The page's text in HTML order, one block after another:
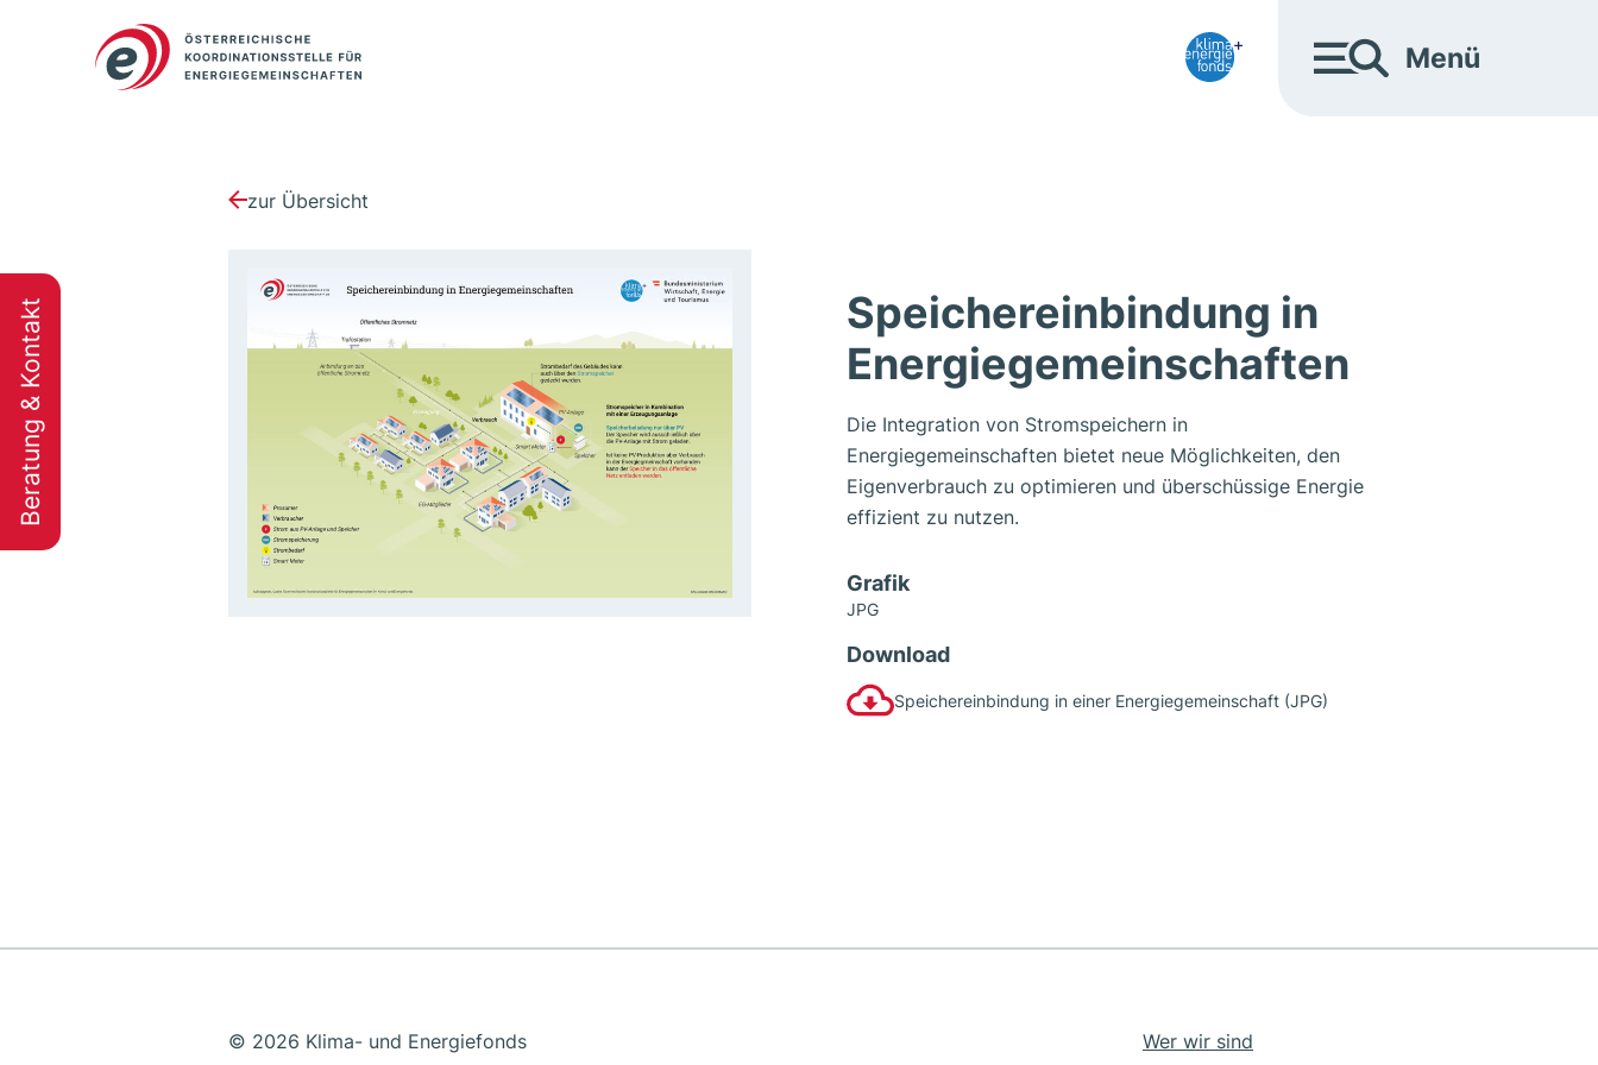
Menü
Beratung & Kontakt
zur Übersicht
Speichereinbindung in
Energiegemeinschaften
Die Integration von Stromspeichern in
Energiegemeinschaften bietet neue Möglichkeiten, den
Eigenverbrauch zu optimieren und überschüssige Energie
effizient zu nutzen.
Grafik
JPG
Download
Speichereinbindung in einer Energiegemeinschaft (JPG)
© 2026 Klima- und Energiefonds
Wer wir sind